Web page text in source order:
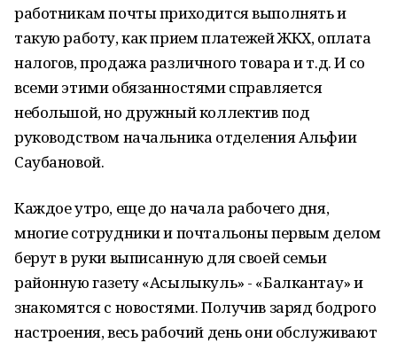
работникам почты приходится выполнять и
такую работу, как прием платежей ЖКХ, оплата
налогов, продажа различного товара и т.д. И со
всеми этими обязанностями справляется
небольшой, но дружный коллектив под
руководством начальника отделения Альфии
Саубановой.
Каждое утро, еще до начала рабочего дня,
многие сотрудники и почтальоны первым делом
берут в руки выписанную для своей семьи
районную газету «Асылыкуль» - «Балкантау» и
знакомятся с новостями. Получив заряд бодрого
настроения, весь рабочий день они обслуживают